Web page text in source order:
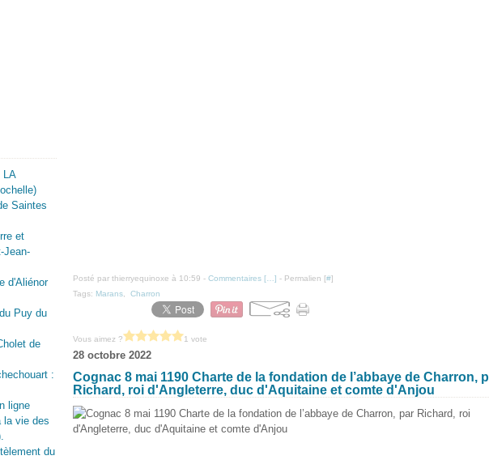
LA
Saintes
et
Jean-
d'Aliénor
Puy du
de
:
ligne
la vie des
du
Posté par thierryequinoxe à 10:59 - Commentaires [ ] - Permalien [#]
Tags: Marans Charron
Vous aimez ? 1 vote
28 octobre 2022
Cognac 8 mai 1190 Charte de la fondation de l’abbaye de Charron,
Richard, roi d'Angleterre, duc d'Aquitaine et comte d'Anjou